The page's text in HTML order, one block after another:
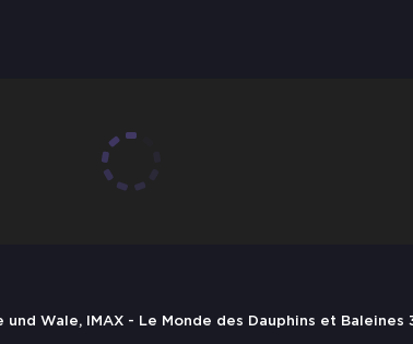
Wale, IMAX - Le Monde des Dauphins et Baleines